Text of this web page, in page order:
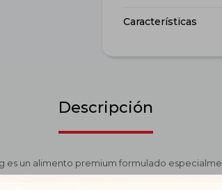
Características
Descripción
es un alimento premium formulado
contiene proteínas de alta calidad